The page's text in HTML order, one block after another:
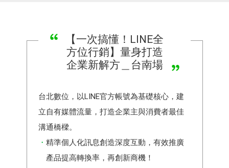
【一次搞懂！LINE全
方位行銷】量身打造
企業新解方＿台南場
台北數位，以LINE官方帳號為基礎核心，建
立自有媒體流量，打造企業主與消費者最佳
溝通橋樑。
精準個人化訊息創造深度互動，有效推廣
產品提高轉換率，再創新商機！